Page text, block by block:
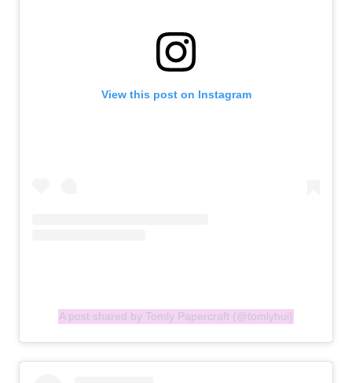
View this post on Instagram
A post shared by Tomly Papercraft (@tomlyhui)